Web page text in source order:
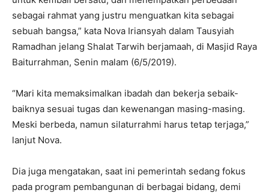
sebagai rahmat yang justru menguatkan kita sebagai
sebuah bangsa,” kata Nova Iriansyah dalam Tausyiah
Ramadhan jelang Shalat Tarwih berjamaah, di Masjid Raya
Baiturrahman, Senin malam (6/5/2019).
“Mari kita memaksimalkan ibadah dan bekerja sebaik-
baiknya sesuai tugas dan kewenangan masing-masing.
Meski berbeda, namun silaturrahmi harus tetap terjaga,”
lanjut Nova.
Dia juga mengatakan, saat ini pemerintah sedang fokus
pada program pembangunan di berbagai bidang, demi